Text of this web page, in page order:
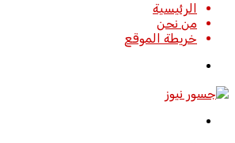
الرئيسية
من نحن
خريطة الموقع